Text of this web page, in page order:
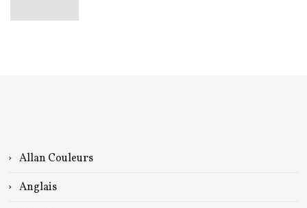
Allan Couleurs
Anglais